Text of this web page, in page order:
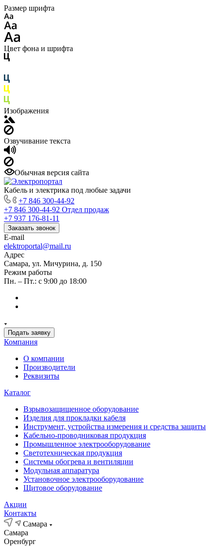
Размер шрифта
Цвет фона и шрифта
Изображения
Озвучивание текста
Обычная версия сайта
Кабель и электрика под любые задачи
+7 846 300-44-92
+7 846 300-44-92 Отдел продаж
+7 937 176-81-11
Заказать звонок
E-mail
elektroportal@mail.ru
Адрес
Самара, ул. Мичурина, д. 150
Режим работы
Пн. – Пт.: с 9:00 до 18:00
Подать заявку
Компания
О компании
Производители
Реквизиты
Каталог
Взрывозащищенное оборудование
Изделия для прокладки кабеля
Инструмент, устройства измерения и средства защиты
Кабельно-проводниковая продукция
Промышленное электрооборудование
Светотехническая продукция
Системы обогрева и вентиляции
Модульная аппаратура
Установочное электрооборудование
Щитовое оборудование
Акции
Контакты
Самара
Самара
Оренбург